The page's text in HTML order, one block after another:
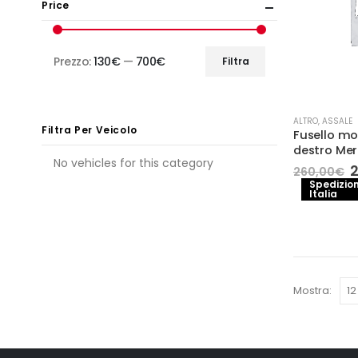
ALTRO, ASSALE
Fusello
destro
260,00€ Il
Italia
Mostra:
Price
Filtra
Prezzo:130€— 700€
Filtra Per Veicolo
No vehicles for this category